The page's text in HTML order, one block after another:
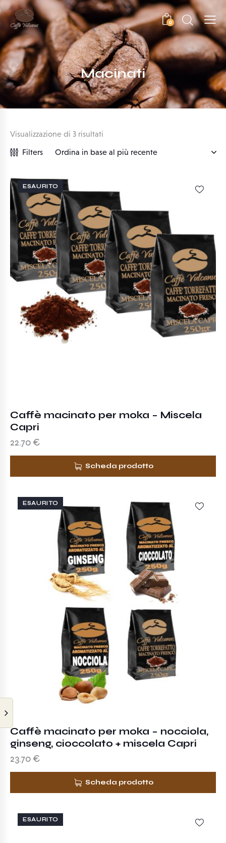
0
Macinati
Visualizzazione di 3 risultati
Filters
ESAURITO
Caffè macinato per moka – Miscela
Capri
22.70 €
Scheda prodotto
ESAURITO
Caffè macinato per moka – nocciola,
ginseng, cioccolato + miscela Capri
23.70 €
Scheda prodotto
ESAURITO